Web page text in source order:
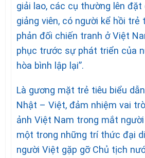
giải lao, các cụ thường lên đặt
giảng viên, có người kể hồi trẻ
phản đối chiến tranh ở Việt
phục trước sự phát triển của
hòa bình lập lại”.
Là gương mặt trẻ tiêu biểu
Nhật – Việt, đảm nhiệm vai
ảnh Việt Nam trong mắt
một trong những trí thức đại
người Việt gặp gỡ Chủ tịch